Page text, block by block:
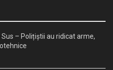
– Polițiștii au ridicat arme,